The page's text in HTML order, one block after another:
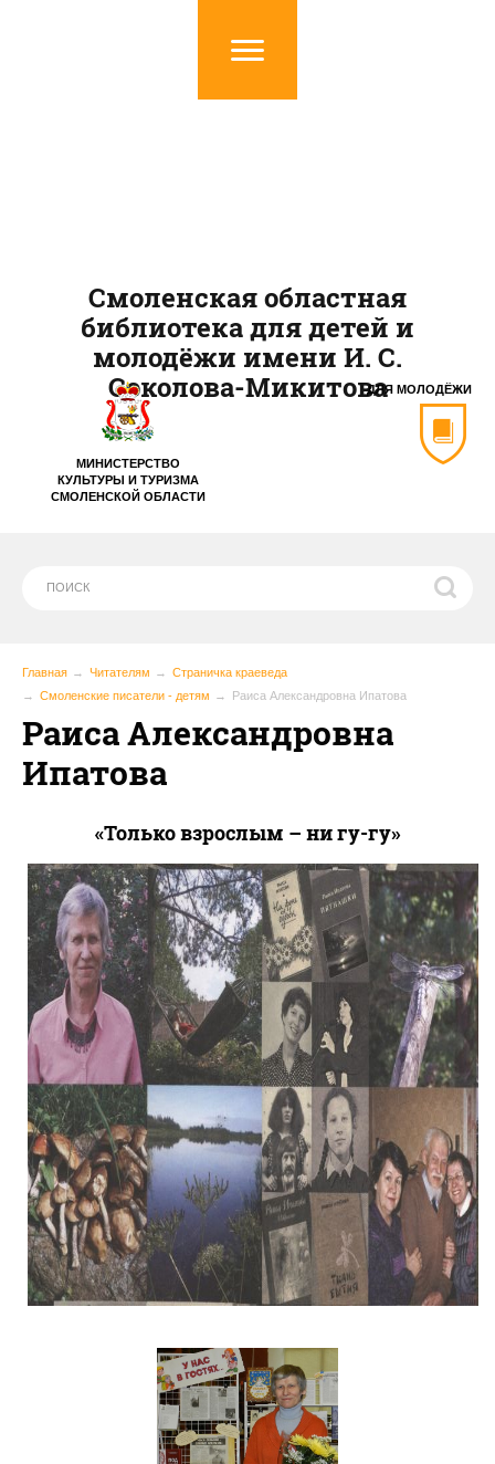
МИНИСТЕРСТВО
КУЛЬТУРЫ И ТУРИЗМА
СМОЛЕНСКОЙ ОБЛАСТИ
ДЛЯ МОЛОДЁЖИ
Смоленская областная
библиотека для детей и
молодёжи имени И. С.
Соколова-Микитова
Главная Читателям
Страничка краеведа
Смоленские писатели - детям
Раиса Александровна Ипатова
Раиса Александровна
Ипатова
«Только взрослым – ни гу-гу»